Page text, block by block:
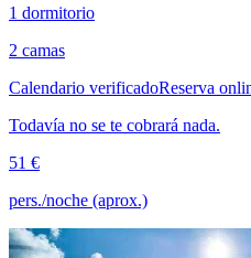
1 dormitorio
2 camas
Calendario verificadoReserva
Todavía no se te cobrará nada.
51 €
pers./noche (aprox.)